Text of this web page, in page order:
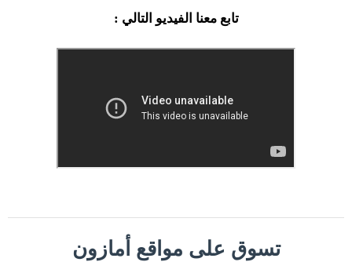
تابع معنا الفيديو التالي :
تسوق على مواقع أمازون